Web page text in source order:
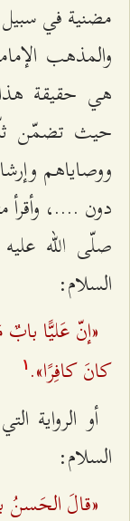
مضنية في سبيل
والمذهب
هي حقيقة
حيث تضمّن
ووصاياهم
دون ....، وأقرأ
صلّى الله
السلام:
«إنّ عَليًّا
كانَ كافِرًا». ۱
أو الرواية
السلام:
«قالَ الحَسنُ